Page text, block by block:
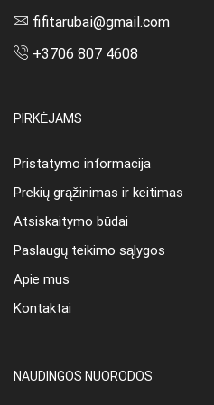
fifitarubai@gmail.com
+3706 807 4608
PIRKĖJAMS
Pristatymo informacija
Prekių grąžinimas ir keitimas
Atsiskaitymo būdai
Paslaugų teikimo sąlygos
Apie mus
Kontaktai
NAUDINGOS NUORODOS